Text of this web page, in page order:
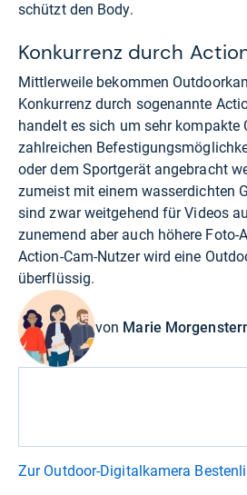
schützt den Body.
Konkurrenz durch
Mittlerweile bekommen
Konkurrenz durch sogenannte
handelt es sich um sehr kompakte
zahlreichen
oder dem Sportgerät angebracht
zumeist mit einem wasserdichten
sind zwar weitgehend für Videos
zunemend aber auch höhere Foto-
Action-Cam-Nutzer wird eine
überflüssig.
von Marie
Zur Outdoor-Digitalkamera